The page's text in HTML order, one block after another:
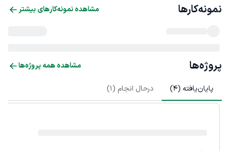
نمونه‌کارها مشاهده نمونه‌کارهای بیشتر
پروژه‌ها مشاهده همه پروژه‌ها
پایان‌یافته (4
) درحال انجام (1
)